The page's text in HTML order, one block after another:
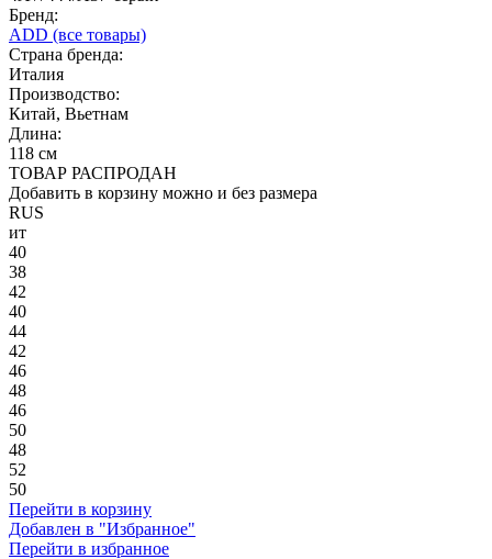
Бренд:
ADD (все товары)
Страна бренда:
Италия
Производство:
Китай, Вьетнам
Длина:
118 см
ТОВАР РАСПРОДАН
Добавить в корзину можно и без размера
RUS
ит
40
38
42
40
44
42
46
48
46
50
48
52
50
Перейти в корзину
Добавлен в "Избранное"
Перейти в избранное